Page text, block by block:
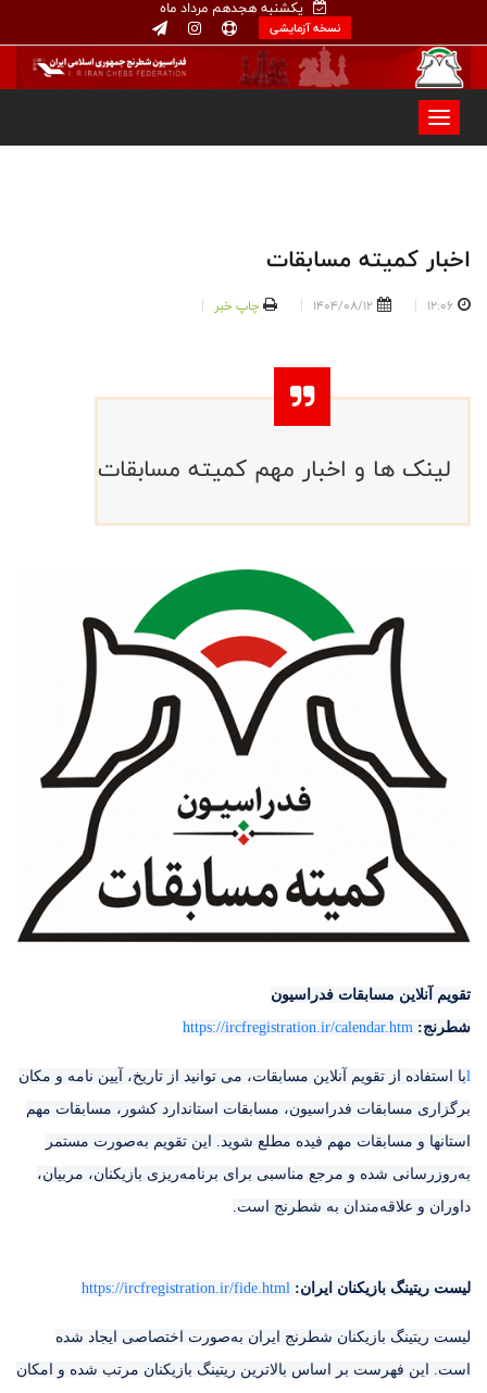
یکشنبه هجدهم مرداد ماه
نسخه آزمایشی
اخبار کمیته مسابقات
12:06
1404/08/12 چاپ خبر
لینک ها و اخبار مهم کمیته مسابقات
تقویم آنلاین مسابقات فدراسیون
شطرنج: https://ircfregistration.ir/calendar.htm
lبا استفاده از تقویم آنلاین مسابقات، می توانید از تاریخ، آیین نامه و مکان
برگزاری مسابقات فدراسیون، مسابقات استاندارد کشور، مسابقات مهم
استانها و مسابقات مهم فیده مطلع شوید. این تقویم به‌صورت مستمر
به‌روزرسانی شده و مرجع مناسبی برای برنامه‌ریزی بازیکنان، مربیان،
داوران و علاقه‌مندان به شطرنج است.
لیست ریتینگ بازیکنان ایران: https://ircfregistration.ir/fide.html
لیست ریتینگ بازیکنان شطرنج ایران به‌صورت اختصاصی ایجاد شده
است. این فهرست بر اساس بالاترین ریتینگ بازیکنان مرتب شده و امکان